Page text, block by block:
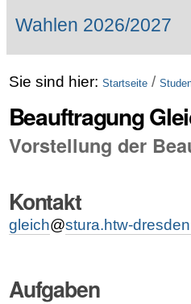
Wahlen 2026/2027
Sie sind hier: Startseite /
Beauftragung
Vorstellung der
Kontakt
gleich@stura.htw-
Aufgaben